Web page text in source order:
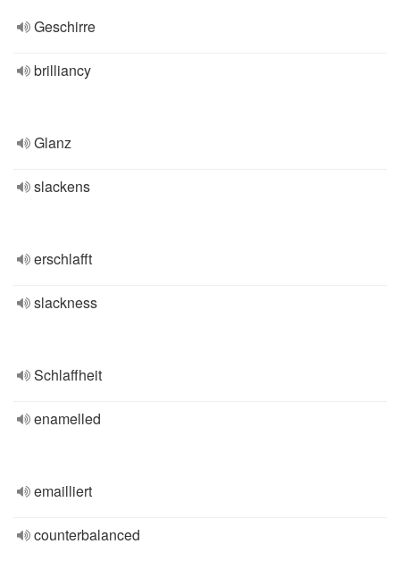
Geschirre
brilliancy
Glanz
slackens
erschlafft
slackness
Schlaffheit
enamelled
emailliert
counterbalanced